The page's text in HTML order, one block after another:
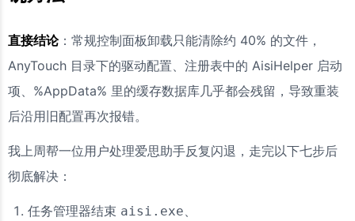
直接结论：常规控制面板卸载只能清除约 40% 的文件，
AnyTouch 目录下的驱动配置、注册表中的 AisiHelper 启动
项、%AppData% 里的缓存数据库几乎都会残留，导致重装
后沿用旧配置再次报错。
我上周帮一位用户处理爱思助手反复闪退，走完以下七步后
彻底解决：
任务管理器结束 aisi.exe